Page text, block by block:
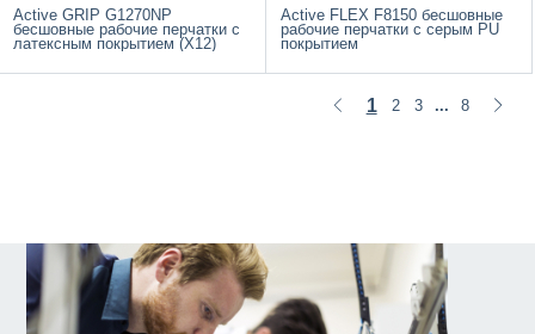
Active GRIP G1270NP
бесшовные рабочие перчатки с
латексным покрытием (X12)
Active FLEX F8150 бесшовные
рабочие перчатки с серым PU
покрытием
1 2 3 ... 8